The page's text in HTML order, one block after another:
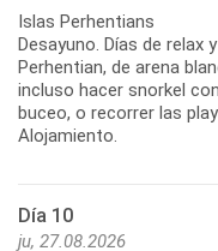
Islas Perhentians
Desayuno. Días de relax
Perhentian, de arena
incluso hacer snorkel
buceo, o recorrer las
Alojamiento.
Día 10
ju, 27.08.2026